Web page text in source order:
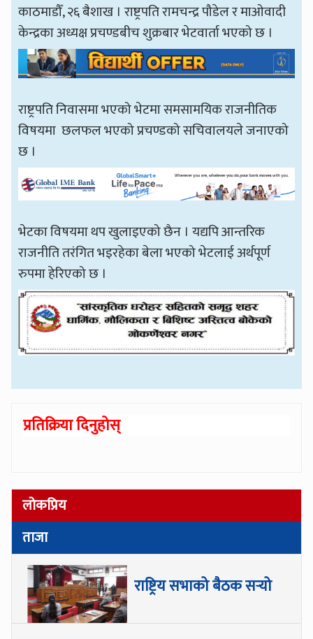
काठमाडौँ, २६ बैशाख । राष्ट्रपति रामचन्द्र पौडेल र माओवादी
केन्द्रका अध्यक्ष प्रचण्डबीच शुक्रबार भेटवार्ता भएको छ ।
राष्ट्रपति निवासमा भएको भेटमा समसामयिक राजनीतिक
विषयमा छलफल भएको प्रचण्डको सचिवालयले जनाएको
छ ।
भेटका विषयमा थप खुलाइएको छैन । यद्यपि आन्तरिक
राजनीति तरंगित भइरहेका बेला भएको भेटलाई अर्थपूर्ण
रुपमा हेरिएको छ ।
प्रतिक्रिया दिनुहोस्
लोकप्रिय
ताजा
राष्ट्रिय सभाको बैठक सर्‍यो